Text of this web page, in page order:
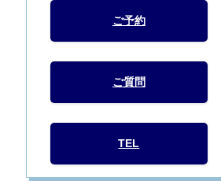
ご予約
ご質問
TEL